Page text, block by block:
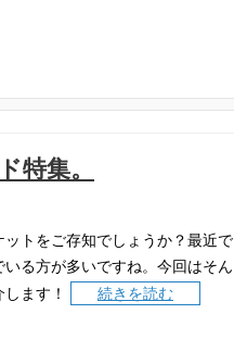
特集。
トをご存知でしょうか？最近で
る方が多いですね。今回はそん
ます！
続きを読む